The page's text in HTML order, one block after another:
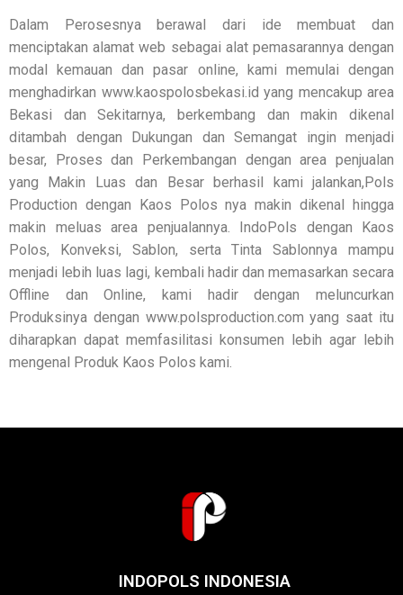
Dalam Perosesnya berawal dari ide membuat dan
menciptakan alamat web sebagai alat pemasarannya dengan
modal kemauan dan pasar online, kami memulai dengan
menghadirkan www.kaospolosbekasi.id yang mencakup area
Bekasi dan Sekitarnya, berkembang dan makin dikenal
ditambah dengan Dukungan dan Semangat ingin menjadi
besar, Proses dan Perkembangan dengan area penjualan
yang Makin Luas dan Besar berhasil kami jalankan,Pols
Production dengan Kaos Polos nya makin dikenal hingga
makin meluas area penjualannya. IndoPols dengan Kaos
Polos, Konveksi, Sablon, serta Tinta Sablonnya mampu
menjadi lebih luas lagi, kembali hadir dan memasarkan secara
Offline dan Online, kami hadir dengan meluncurkan
Produksinya dengan www.polsproduction.com yang saat itu
diharapkan dapat memfasilitasi konsumen lebih agar lebih
mengenal Produk Kaos Polos kami.
INDOPOLS INDONESIA